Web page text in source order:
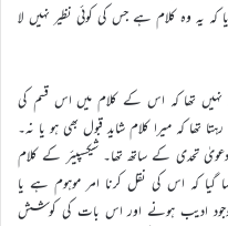
یہ وہ کلام ہے جس کی کوئی نظیر نہیں لا
نہیں تھا کہ اس کے کلام میں اس قسم کی
تھا کہ میرا کلام شاید قبول بھی ہو یا نہ۔
تحدی کے ساتھ تھا۔ شیکسپیئر کے کلام
کہ اس کی نقل کرنا امر موہوم ہے یا
ادیب ہونے اور اس بات کی کوشش